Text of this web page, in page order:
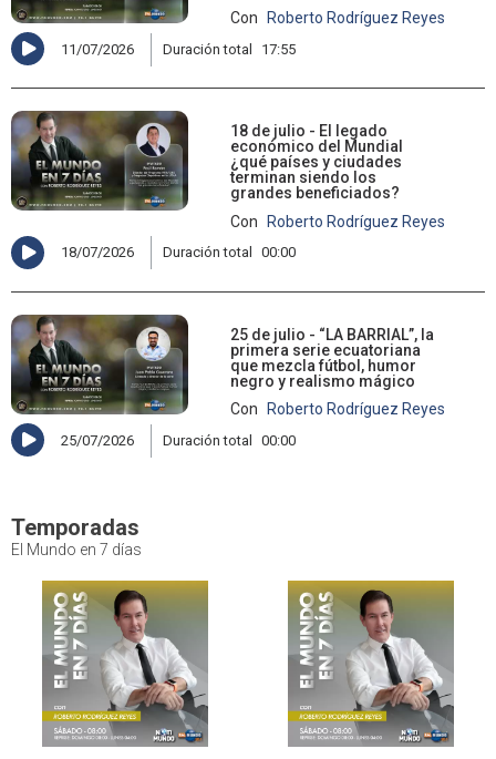
Con
Roberto Rodríguez Reyes
11/07/2026 Duración total 17:55
18 de julio - El legado
económico del Mundial
¿qué países y ciudades
terminan siendo los
grandes beneficiados?
Con
Roberto Rodríguez Reyes
18/07/2026 Duración total 00:00
25 de julio - “LA BARRIAL”, la
primera serie ecuatoriana
que mezcla fútbol, humor
negro y realismo mágico
Con
Roberto Rodríguez Reyes
25/07/2026 Duración total 00:00
Temporadas
El Mundo en 7 días